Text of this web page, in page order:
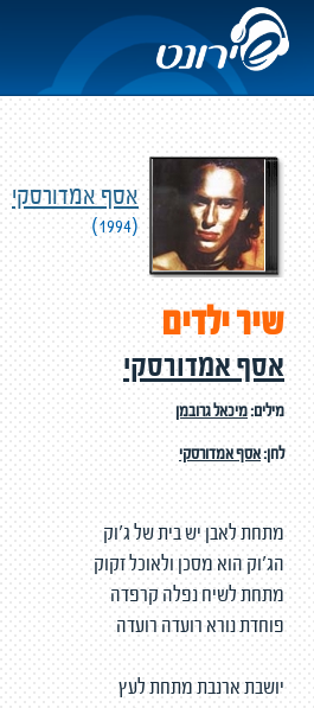
אסף אמדורסקי
(1994)
שיר ילדים
אסף אמדורסקי
מילים:מיכאל גרובמן
לחן:אסף אמדורסקי
מתחת לאבן יש בית של ג'וק
הג'וק הוא מסכן ולאוכל זקוק
מתחת לשיח נפלה קרפדה
פוחדת נורא רועדה רועדה
יושבת ארנבת מתחת לעץ